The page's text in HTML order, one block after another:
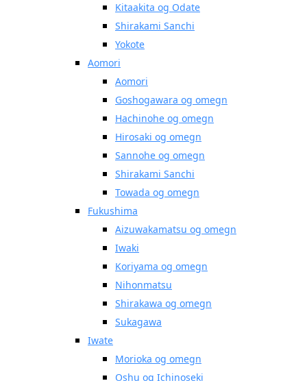
Kitaakita og Odate
Shirakami Sanchi
Yokote
Aomori
Aomori
Goshogawara og omegn
Hachinohe og omegn
Hirosaki og omegn
Sannohe og omegn
Shirakami Sanchi
Towada og omegn
Fukushima
Aizuwakamatsu og omegn
Iwaki
Koriyama og omegn
Nihonmatsu
Shirakawa og omegn
Sukagawa
Iwate
Morioka og omegn
Oshu og Ichinoseki